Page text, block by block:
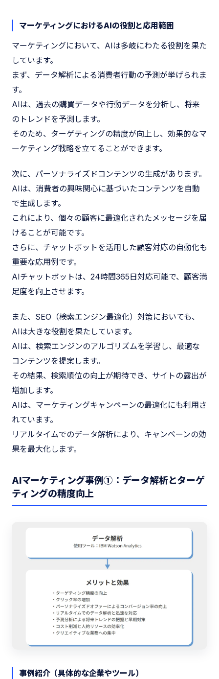
マーケティングにおけるAIの役割と応用範囲
マーケティングにおいて、AIは多岐にわたる役割を果た
しています。
まず、データ解析による消費者行動の予測が挙げられま
す。
AIは、過去の購買データや行動データを分析し、将来
のトレンドを予測します。
そのため、ターゲティングの精度が向上し、効果的なマ
ーケティング戦略を立てることができます。
次に、パーソナライズドコンテンツの生成があります。
AIは、消費者の興味関心に基づいたコンテンツを自動
で生成します。
これにより、個々の顧客に最適化されたメッセージを届
けることが可能です。
さらに、チャットボットを活用した顧客対応の自動化も
重要な応用例です。
AIチャットボットは、24時間365日対応可能で、顧客満
足度を向上させます。
また、SEO（検索エンジン最適化）対策においても、
AIは大きな役割を果たしています。
AIは、検索エンジンのアルゴリズムを学習し、最適な
コンテンツを提案します。
その結果、検索順位の向上が期待でき、サイトの露出が
増加します。
AIは、マーケティングキャンペーンの最適化にも利用さ
れています。
リアルタイムでのデータ解析により、キャンペーンの効
果を最大化します。
AIマーケティング事例①：データ解析とターゲ
ティングの精度向上
事例紹介（具体的な企業やツール）